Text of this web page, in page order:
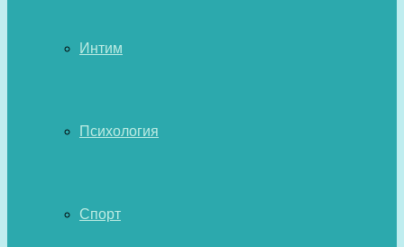
Интим
Психология
Спорт